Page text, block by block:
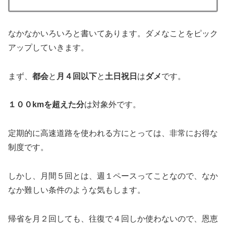
なかなかいろいろと書いてあります。ダメなことをピック
アップしていきます。
まず、 都会と 月４回以下と 土日祝日 はダメです。
１００kmを超えた分は対象外です。
定期的に高速道路を使われる方にとっては、非常にお得な
制度です。
しかし、月間５回とは、週１ペースってことなので、なか
なか難しい条件のような気もします。
帰省を月２回しても、往復で４回しか使わないので、恩恵